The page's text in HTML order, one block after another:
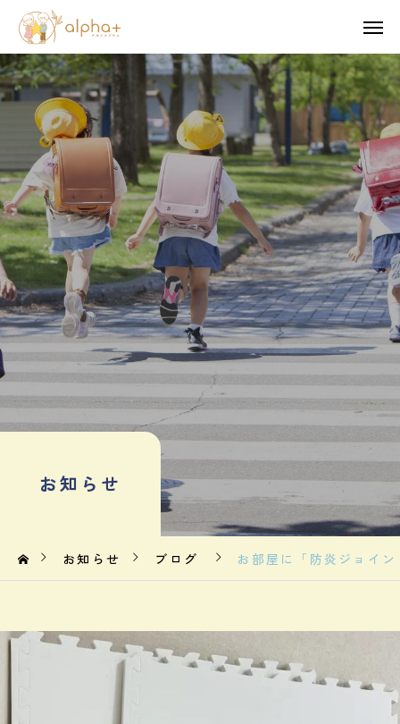
お知らせ
お知らせ ブログ お部屋に「防炎ジョイ